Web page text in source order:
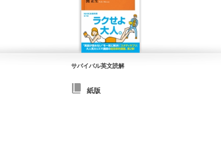
サバイバル英文読解
紙版